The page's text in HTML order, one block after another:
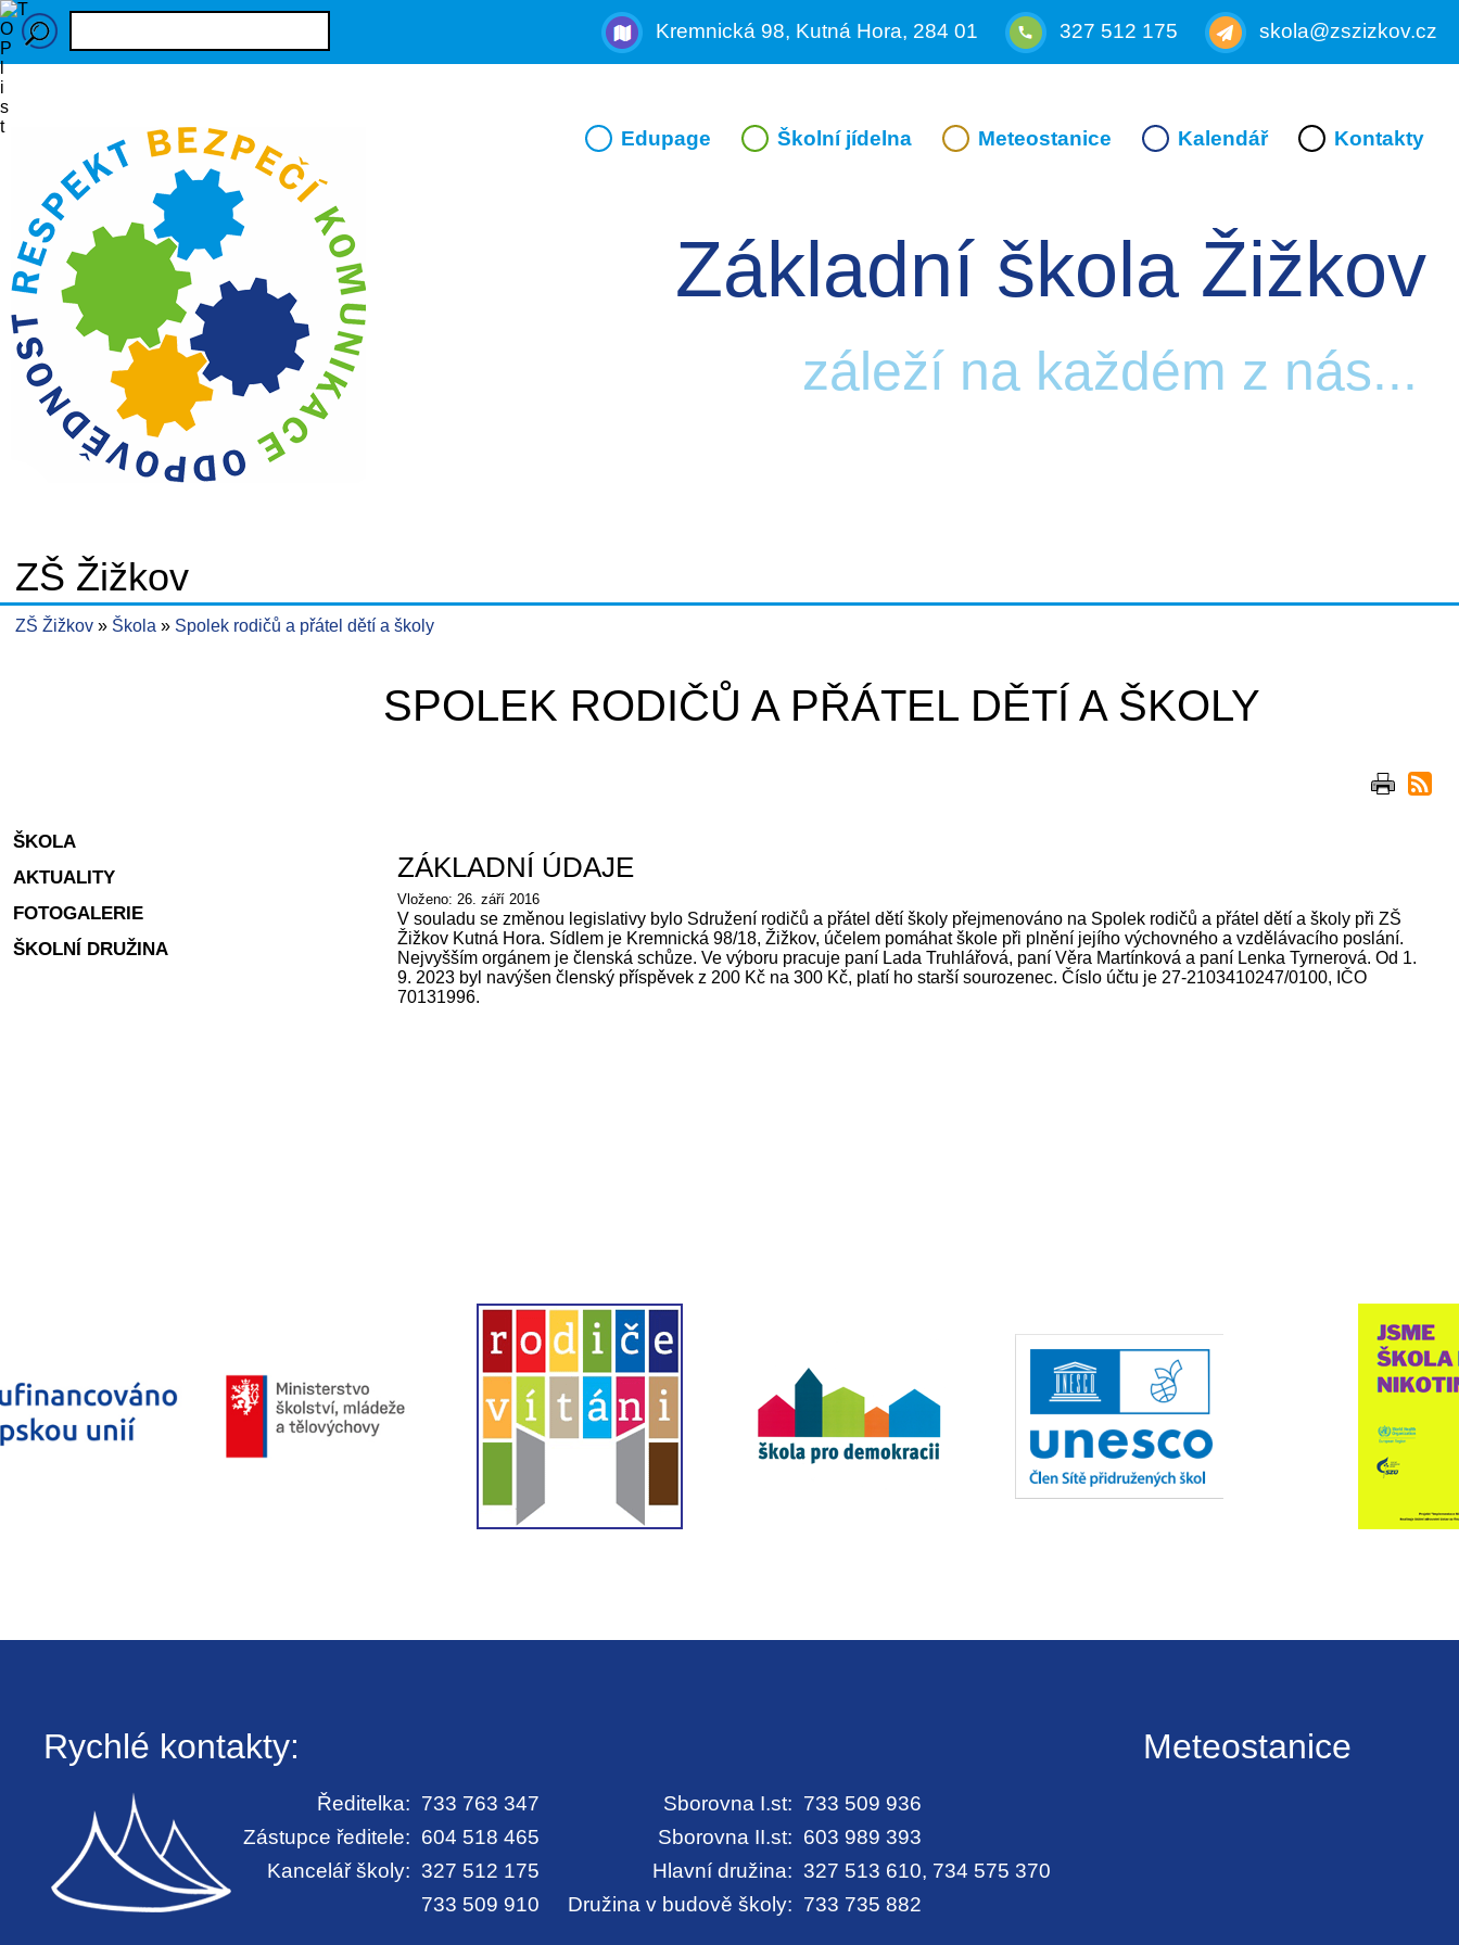
Kremnická 98, Kutná Hora, 284 01 327 512 175 skola@zszizkov.cz
Edupage Školní jídelna Meteostanice Kalendář Kontakty
Základní škola Žižkov
záleží na každém z nás...
ZŠ Žižkov
ZŠ Žižkov Škola Spolek rodičů a přátel dětí a školy
SPOLEK RODIČŮ A PŘÁTEL DĚTÍ A ŠKOLY
ZÁKLADNÍ ÚDAJE
Vloženo: 26. září 2016
V souladu se změnou legislativy bylo Sdružení rodičů a přátel dětí školy přejmenováno na Spolek rodičů a přátel dětí a školy při ZŠ
Žižkov Kutná Hora. Sídlem je Kremnická 98/18, Žižkov, účelem pomáhat škole při plnění jejího výchovného a vzdělávacího poslání.
Nejvyšším orgánem je členská schůze. Ve výboru pracuje paní Lada Truhlářová, paní Věra Martínková a paní Lenka Tyrnerová. Od 1.
9. 2023 byl navýšen členský příspěvek z 200 Kč na 300 Kč, platí ho starší sourozenec. Číslo účtu je 27-2103410247/0100, IČO
70131996.
ŠKOLA
AKTUALITY
FOTOGALERIE
ŠKOLNÍ DRUŽINA
Rychlé kontakty:
Ředitelka: 733 763 347 Sborovna I.st: 733 509 936
Zástupce ředitele: 604 518 465 Sborovna II.st: 603 989 393
Kancelář školy: 327 512 175 Hlavní družina: 327 513 610, 734 575 370
733 509 910
Družina v budově školy: 733 735 882
Meteostanice